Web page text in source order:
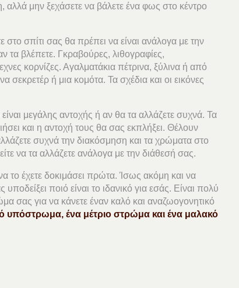
αλλά μην ξεχάσετε να βάλετε ένα φως στο κέντρο
στο σπίτι σας θα πρέπει να είναι ανάλογα με την
τα βλέπετε. Γκραβούρες, λιθογραφίες,
κορνίζες. Αγαλματάκια πέτρινα, ξύλινα ή από
ή μια κομότα. Τα σχέδια και οι εικόνες
μεγάλης αντοχής ή αν θα τα αλλάζετε συχνά. Τα
και η αντοχή τους θα σας εκπλήξει. Θέλουν
συχνά την διακόσμηση και τα χρώματα στο
να τα αλλάζετε ανάλογα με την διάθεσή σας.
το έχετε δοκιμάσει πρώτα. Ίσως ακόμη και να
ποιό είναι το ιδανικό για εσάς. Είναι πολύ
σας για να κάνετε έναν καλό και αναζωογονητικό
υπόστρωμα, ένα μέτριο στρώμα και ένα μαλακό